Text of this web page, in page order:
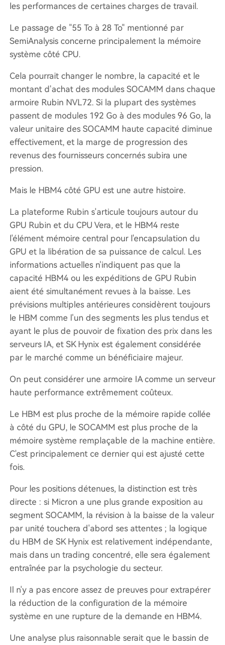
les performances de certaines charges de travail.
Le passage de "55 To à 28 To" mentionné par
SemiAnalysis concerne principalement la mémoire
système côté CPU.
Cela pourrait changer le nombre, la capacité et le
montant d'achat des modules SOCAMM dans chaque
armoire Rubin NVL72. Si la plupart des systèmes
passent de modules 192 Go à des modules 96 Go, la
valeur unitaire des SOCAMM haute capacité diminue
effectivement, et la marge de progression des
revenus des fournisseurs concernés subira une
pression.
Mais le HBM4 côté GPU est une autre histoire.
La plateforme Rubin s'articule toujours autour du
GPU Rubin et du CPU Vera, et le HBM4 reste
l'élément mémoire central pour l'encapsulation du
GPU et la libération de sa puissance de calcul. Les
informations actuelles n'indiquent pas que la
capacité HBM4 ou les expéditions de GPU Rubin
aient été simultanément revues à la baisse. Les
prévisions multiples antérieures considèrent toujours
le HBM comme l'un des segments les plus tendus et
ayant le plus de pouvoir de fixation des prix dans les
serveurs IA, et SK Hynix est également considérée
par le marché comme un bénéficiaire majeur.
On peut considérer une armoire IA comme un serveur
haute performance extrêmement coûteux.
Le HBM est plus proche de la mémoire rapide collée
à côté du GPU, le SOCAMM est plus proche de la
mémoire système remplaçable de la machine entière.
C'est principalement ce dernier qui est ajusté cette
fois.
Pour les positions détenues, la distinction est très
directe : si Micron a une plus grande exposition au
segment SOCAMM, la révision à la baisse de la valeur
par unité touchera d'abord ses attentes ; la logique
du HBM de SK Hynix est relativement indépendante,
mais dans un trading concentré, elle sera également
entraînée par la psychologie du secteur.
Il n'y a pas encore assez de preuves pour extrapérer
la réduction de la configuration de la mémoire
système en une rupture de la demande en HBM4.
Une analyse plus raisonnable serait que le bassin de